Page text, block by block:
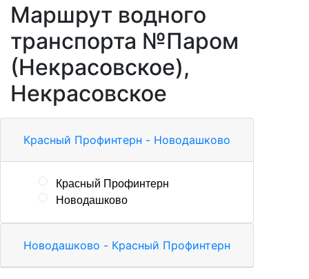
Маршрут водного
транспорта №Паром
(Некрасовское),
Некрасовское
Красный Профинтерн - Новодашково
Красный Профинтерн
Новодашково
Новодашково - Красный Профинтерн